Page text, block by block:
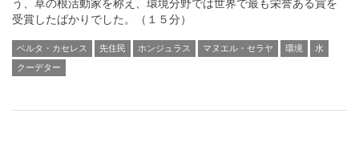
う、草の根活動家を称え、環境分野では世界で最も栄誉ある賞を
受賞したばかりでした。（１５分）
ベルタ・カセレス 先住民 ホンジュラス マヌエル・セラヤ 環境
水
クーデター